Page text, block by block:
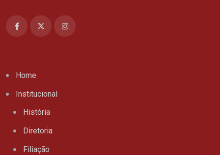
Home
Institucional
História
Diretoria
Filiação